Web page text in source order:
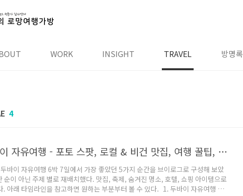
WORK INSIGHT TRAVEL 방명록
4
2024 두바이 자유여행 - 포토 스팟, 로컬 & 비건 맛집, 여행 꿀팁, 추천 호텔, 여성 박물관, 마트 쇼핑템 등
바이 자유여행 6박 7일에서 가장 좋았던 5가지 순간을 브이로그로 구성해 보았
순이 아닌 주제 별로 재배치했다. 맛집, 축제, 숨겨진 명소, 호텔, 쇼핑 아이템으로
. 아래 타임라인을 참고하면 원하는 부분부터 볼 수 있다. 1. 두바이 자유여행 추